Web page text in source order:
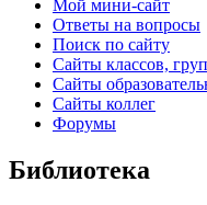
Мой мини-сайт
Ответы на вопросы
Поиск по сайту
Сайты классов,
Сайты
Сайты коллег
Форумы
Библиотека